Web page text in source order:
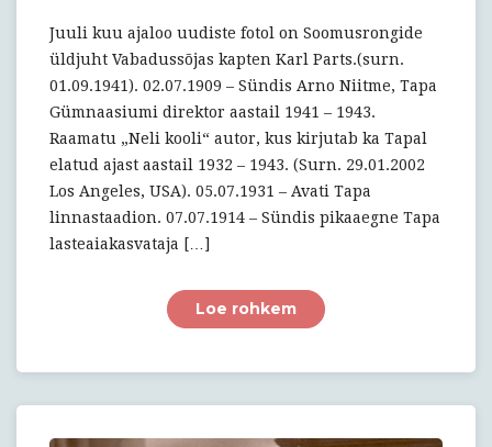
ajaloos!
Juuli kuu ajaloo uudiste fotol on Soomusrongide
üldjuht Vabadussõjas kapten Karl Parts.(surn.
01.09.1941). 02.07.1909 – Sündis Arno Niitme, Tapa
Gümnaasiumi direktor aastail 1941 – 1943.
Raamatu „Neli kooli“ autor, kus kirjutab ka Tapal
elatud ajast aastail 1932 – 1943. (Surn. 29.01.2002
Los Angeles, USA). 05.07.1931 – Avati Tapa
linnastaadion. 07.07.1914 – Sündis pikaaegne Tapa
lasteaiakasvataja […]
Loe rohkem